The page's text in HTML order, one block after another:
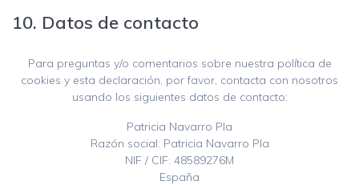
10. Datos de contacto
Para preguntas y/o comentarios sobre nuestra política de
cookies y esta declaración, por favor, contacta con nosotros
usando los siguientes datos de contacto:
Patricia Navarro Pla
Razón social: Patricia Navarro Pla
NIF / CIF: 48589276M
España